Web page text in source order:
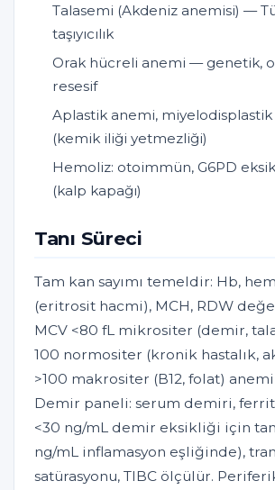
Talasemi (Akdeniz anemisi) —
taşıyıcılık
Orak hücreli anemi — genetik,
resesif
Aplastik anemi,
(kemik iliği yetmezliği)
Hemoliz: otoimmün, G6PD
(kalp kapağı)
Tanı Süreci
Tam kan sayımı temeldir: Hb,
(eritrosit hacmi), MCH, RDW
MCV <80 fL mikrositer (demir,
100 normositer (kronik hastalık,
>100 makrositer (B12, folat)
Demir paneli: serum demiri,
<30 ng/mL demir eksikliği için
ng/mL inflamasyon eşliğinde),
satürasyonu, TIBC ölçülür.